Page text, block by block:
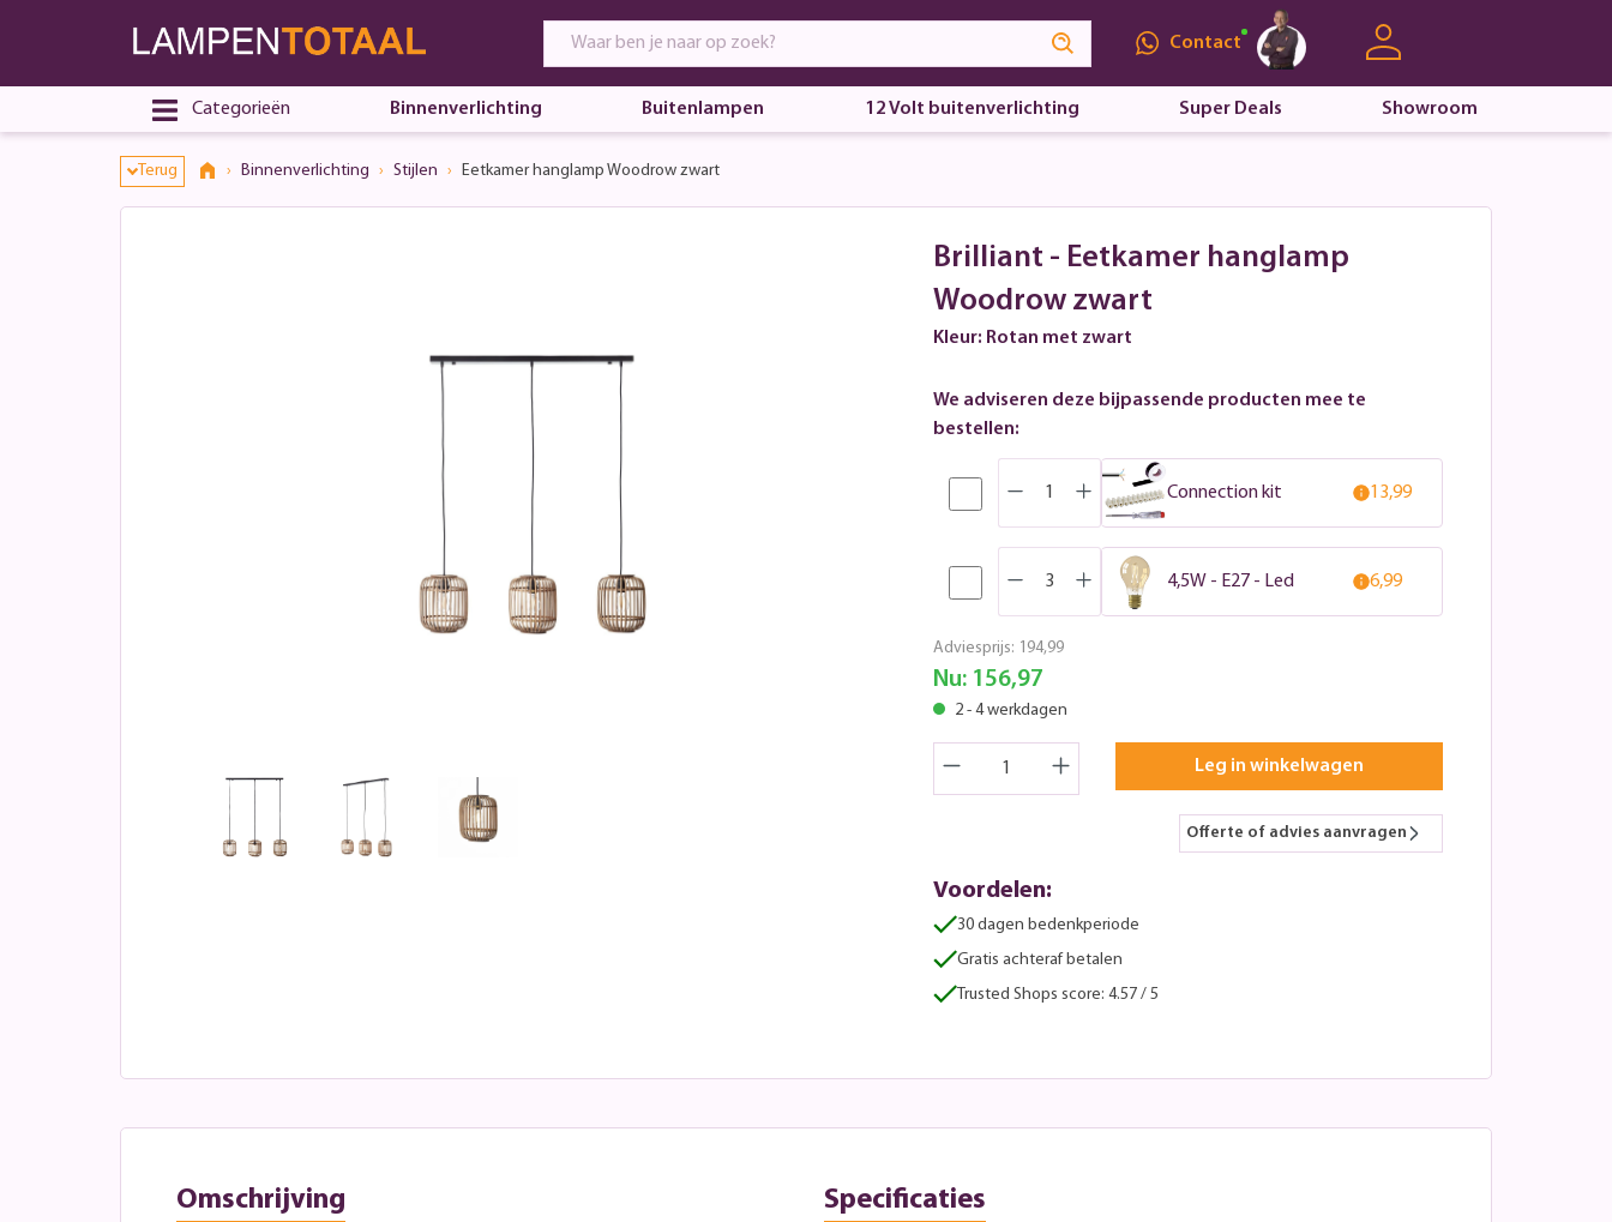
Contact
Categorieën Binnenverlichting Buitenlampen 12 Volt buitenverlichting Super Deals Showroom
Terug Binnenverlichting Stijlen Eetkamer hanglamp Woodrow zwart
Brilliant - Eetkamer hanglamp
Woodrow zwart
Kleur: Rotan met zwart
We adviseren deze bijpassende producten mee te
bestellen:
Connection kit 13,99
4,5W - E27 - Led 6,99
Adviesprijs: 194,99
Nu: 156,97
2 - 4 werkdagen
Leg in winkelwagen
Offerte of advies aanvragen
Voordelen:
30 dagen bedenkperiode
Gratis achteraf betalen
Trusted Shops score: 4.57 / 5
Omschrijving Specificaties